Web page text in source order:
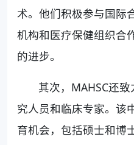
术。他们积极参与国际
机构和医疗保健组织合
的进步。
其次，MAHSC还
究人员和临床专家。该
育机会，包括硕士和博